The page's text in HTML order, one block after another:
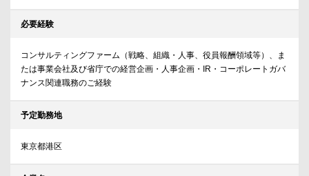
必要経験
コンサルティングファーム（戦略、組織・人事、役員報酬領域等）、ま
たは事業会社及び省庁での経営企画・人事企画・IR・コーポレートガバ
ナンス関連職務のご経験
予定勤務地
東京都港区